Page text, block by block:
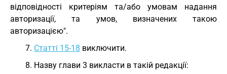
відповідності критеріям та/або умовам надання
авторизації, та умов, визначених такою
авторизацією".
7. Статті 15-18 виключити.
8. Назву глави 3 викласти в такій редакції: